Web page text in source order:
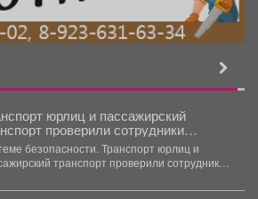
юрлиц и пассажирский
проверили сотрудники
надзора
безопасности. Транспорт юрлиц и
транспорт проверили сотрудники